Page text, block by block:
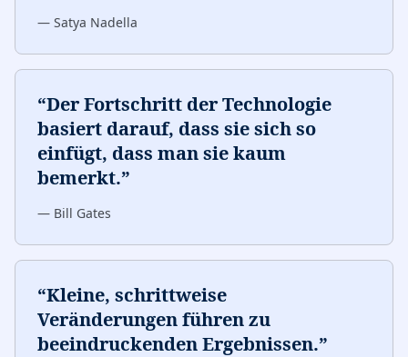
— Satya Nadella
“Der Fortschritt der Technologie
basiert darauf, dass sie sich so
einfügt, dass man sie kaum
bemerkt.”
— Bill Gates
“Kleine, schrittweise
Veränderungen führen zu
beeindruckenden Ergebnissen.”